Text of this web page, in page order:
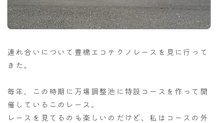
ナナちゃん人形
連れ合いについて豊橋エコテクノレースを見に行って
きた。
毎年、この時期に万場調整池に特設コースを作って開
催しているこのレース。
レースを見てるのも楽しいのだけど、私はコースの外